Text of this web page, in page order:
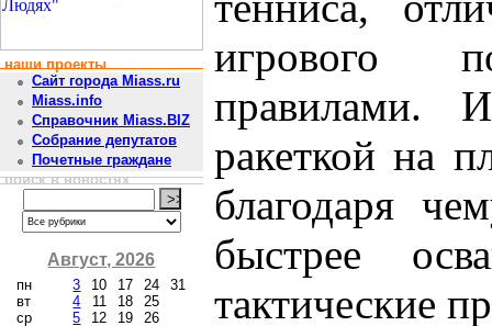
наши проекты
Сайт города Miass.ru
Miass.info
Справочник Miass.BIZ
Собрание депутатов
Почетные граждане
поиск в новостях
Август, 2026
пн
вт
ср
3
4
5
10
11
12
17
18
19
24
25
26
31
игрового
правилами.
ракеткой на
благодаря
быстрее
тактические